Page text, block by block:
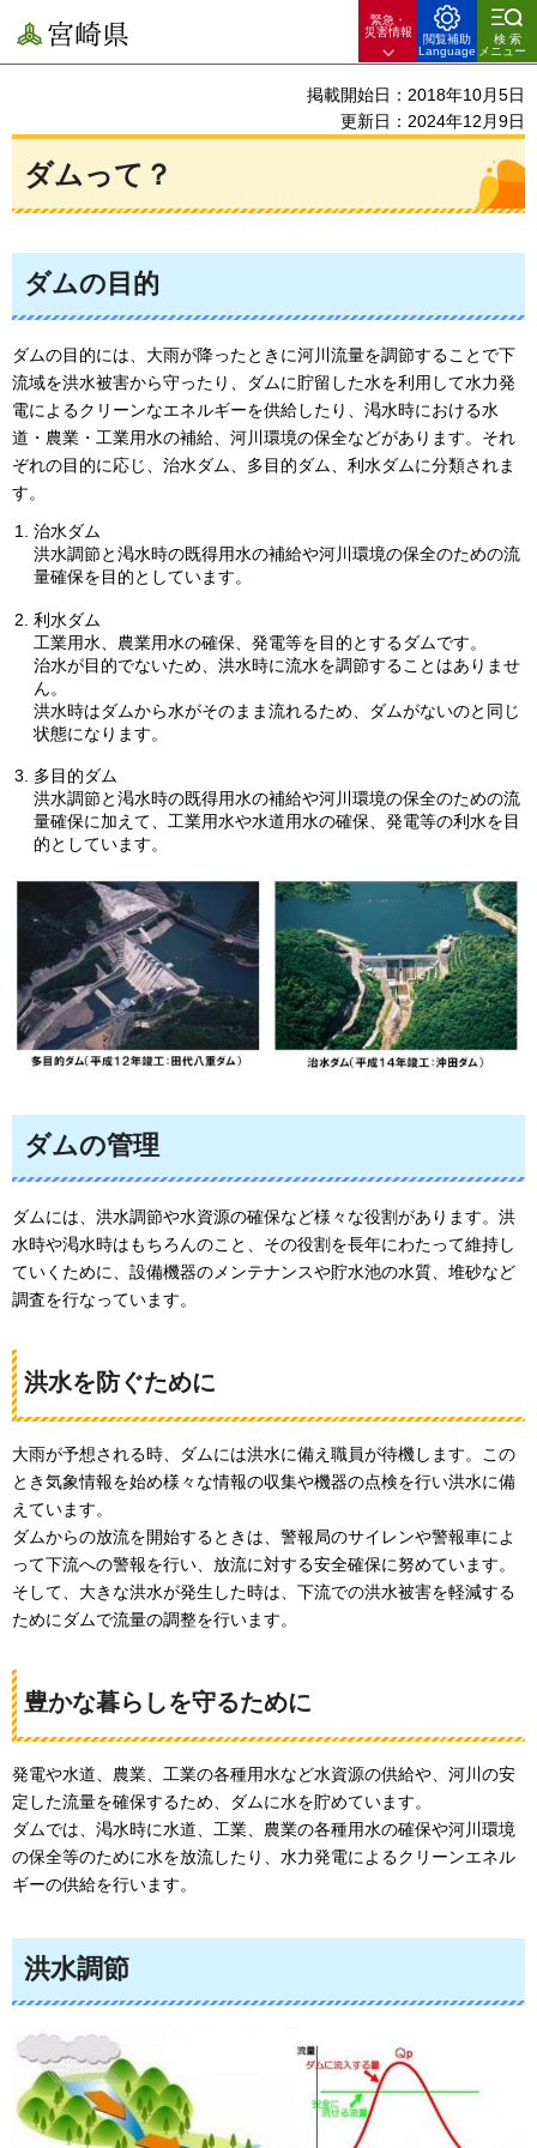
宮崎県
緊急・
災害情報
閲覧補助
Language
検索
メニュー
掲載開始日：2018年10月5日
更新日：2024年12月9日
ダムって？
ダムの目的
ダムの目的には、大雨が降ったときに河川流量を調節することで下
流域を洪水被害から守ったり、ダムに貯留した水を利用して水力発
電によるクリーンなエネルギーを供給したり、渇水時における水
道・農業・工業用水の補給、河川環境の保全などがあります。それ
ぞれの目的に応じ、治水ダム、多目的ダム、利水ダムに分類されま
す。
治水ダム
洪水調節と渇水時の既得用水の補給や河川環境の保全のための流
量確保を目的としています。
利水ダム
工業用水、農業用水の確保、発電等を目的とするダムです。
治水が目的でないため、洪水時に流水を調節することはありませ
ん。
洪水時はダムから水がそのまま流れるため、ダムがないのと同じ
状態になります。
多目的ダム
洪水調節と渇水時の既得用水の補給や河川環境の保全のための流
量確保に加えて、工業用水や水道用水の確保、発電等の利水を目
的としています。
ダムの管理
ダムには、洪水調節や水資源の確保など様々な役割があります。洪
水時や渇水時はもちろんのこと、その役割を長年にわたって維持し
ていくために、設備機器のメンテナンスや貯水池の水質、堆砂など
調査を行なっています。
洪水を防ぐために
大雨が予想される時、ダムには洪水に備え職員が待機します。この
とき気象情報を始め様々な情報の収集や機器の点検を行い洪水に備
えています。
ダムからの放流を開始するときは、警報局のサイレンや警報車によ
って下流への警報を行い、放流に対する安全確保に努めています。
そして、大きな洪水が発生した時は、下流での洪水被害を軽減する
ためにダムで流量の調整を行います。
豊かな暮らしを守るために
発電や水道、農業、工業の各種用水など水資源の供給や、河川の安
定した流量を確保するため、ダムに水を貯めています。
ダムでは、渇水時に水道、工業、農業の各種用水の確保や河川環境
の保全等のために水を放流したり、水力発電によるクリーンエネル
ギーの供給を行います。
洪水調節